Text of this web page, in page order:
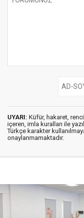
UYARI: Küfür, hakaret,
içeren, imla kuralları ile
Türkçe karakter
onaylanmamaktadır.